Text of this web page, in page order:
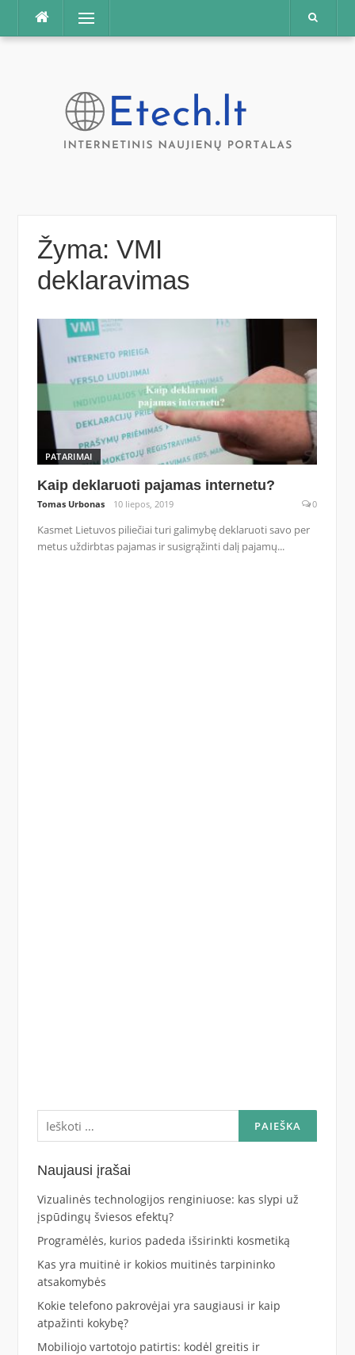
Praleisti
Meniu
Žyma: VMI
deklaravimas
PATARIMAI
Kaip deklaruoti pajamas internetu?
Tomas Urbonas 10 liepos, 2019 0
Kasmet Lietuvos piliečiai turi galimybę deklaruoti savo per
metus uždirbtas pajamas ir susigrąžinti dalį pajamų...
Ieškoti:
Naujausi įrašai
Vizualinės technologijos renginiuose: kas slypi už
įspūdingų šviesos efektų?
Programėlės, kurios padeda išsirinkti kosmetiką
Kas yra muitinė ir kokios muitinės tarpininko
atsakomybės
Kokie telefono pakrovėjai yra saugiausi ir kaip
atpažinti kokybę?
Mobiliojo vartotojo patirtis: kodėl greitis ir